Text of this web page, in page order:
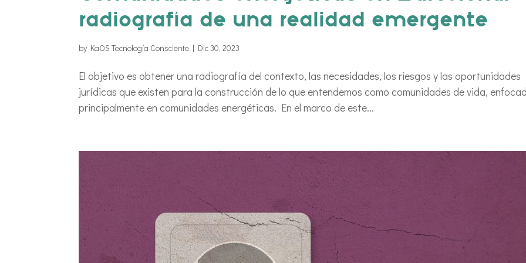
radiografía de una realidad emergente
by KaOS Tecnología Consciente | Dic 30, 2023
El objetivo es obtener una radiografía del contexto, las necesidades, los riesgos y las oportunidades
jurídicas que existen para la construcción de lo que entendemos como comunidades de vida,
principalmente en comunidades energéticas. En el marco de este...